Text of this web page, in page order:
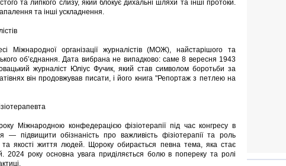
та липкого слизу, який блокує дихальні шляхи та інші протоки.
та інші ускладнення.
Міжнародної організації журналістів (МОЖ), найстарішого та
об’єднання. Дата вибрана не випадково: саме 8 вересня 1943
журналіст Юліус Фучик, який став символом боротьби за
він продовжував писати, і його книга "Репортаж з петлею на
Міжнародною конфедерацією фізіотерапії під час конгресу в
— підвищити обізнаність про важливість фізіотерапії та роль
та якості життя людей. Щороку обирається певна тема, яка стає
2024 року основна увага приділяється болю в попереку та ролі